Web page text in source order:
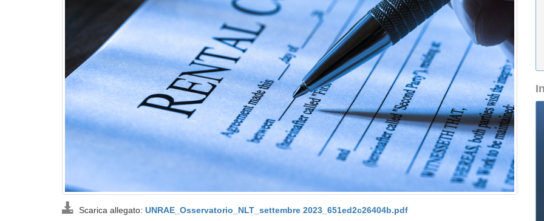
Scarica allegato: UNRAE_Osservatorio_NLT_settembre 2023_651ed2c26404b.pdf